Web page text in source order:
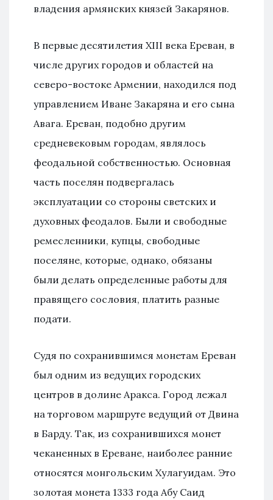
владения армянских князей Закарянов.
В первые десятилетия XIII века Ереван, в
числе других городов и областей на
северо-востоке Армении, находился под
управлением Иване Закаряна и его сына
Авага. Ереван, подобно другим
средневековым городам, являлось
феодальной собственностью. Основная
часть поселян подвергалась
эксплуатации со стороны светских и
духовных феодалов. Были и свободные
ремесленники, купцы, свободные
поселяне, которые, однако, обязаны
были делать определенные работы для
правящего сословия, платить разные
подати.
Судя по сохранившимся монетам Ереван
был одним из ведущих городских
центров в долине Аракса. Город лежал
на торговом маршруте ведущий от Двина
в Барду. Так, из сохранившихся монет
чеканенных в Ереване, наиболее ранние
относятся монгольским Хулагуидам. Это
золотая монета 1333 года Абу Саид